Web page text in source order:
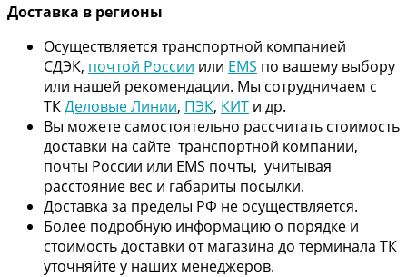
Доставка в регионы
Осуществляется транспортной компанией
СДЭК, почтой России или EMS по вашему выбору
или нашей рекомендации. Мы сотрудничаем с
ТКДеловые Линии, ПЭК, КИТ и др.
Вы можете самостоятельно рассчитать стоимость
доставки на сайте транспортной компании,
почты России или EMS почты, учитывая
расстояние вес и габариты посылки.
Доставка за пределы РФ не осуществляется.
Более подробную информацию о порядке и
стоимость доставки от магазина до терминала ТК
уточняйте у наших менеджеров.